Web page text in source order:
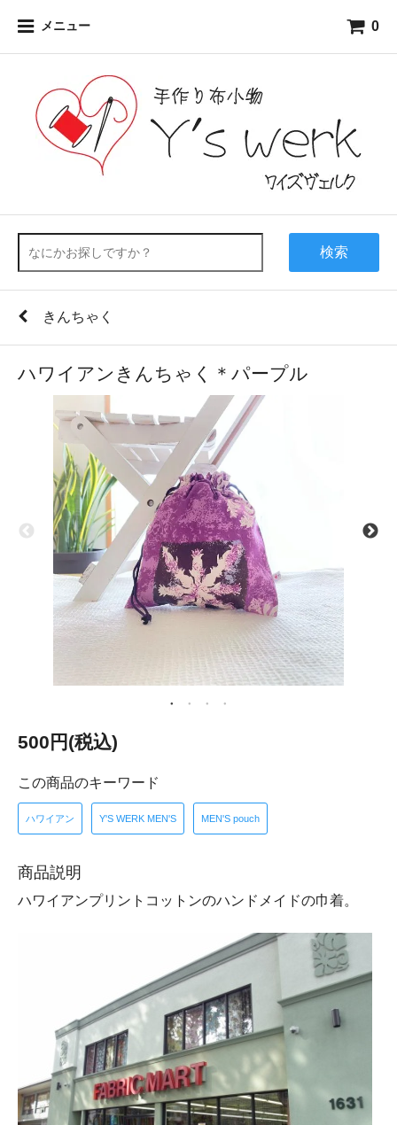
メニュー 0
検索
きんちゃく
ハワイアンきんちゃく＊パープル
500円(税込)
この商品のキーワード
ハワイアン Y'S WERK MEN'S MEN'S pouch
商品説明
ハワイアンプリントコットンのハンドメイドの巾着。